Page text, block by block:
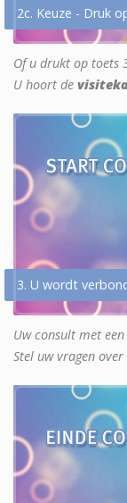
2c. Keuze - Druk
Of u drukt op toets
U hoort de
3. U wordt
Uw consult met
Stel uw vragen